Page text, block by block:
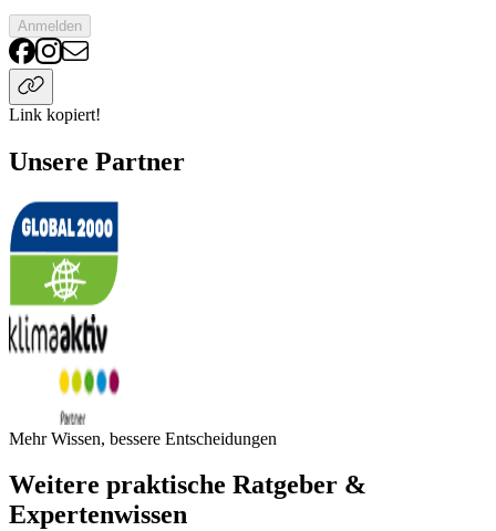
Anmelden
Link kopiert!
Unsere Partner
Mehr Wissen, bessere Entscheidungen
Weitere praktische Ratgeber &
Expertenwissen